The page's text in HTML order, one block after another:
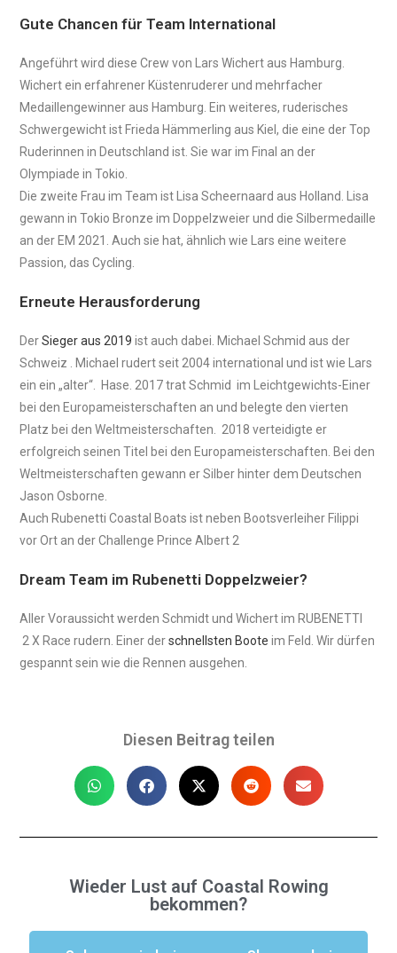
Gute Chancen für Team International
Angeführt wird diese Crew von Lars Wichert aus Hamburg.
Wichert ein erfahrener Küstenruderer und mehrfacher
Medaillengewinner aus Hamburg. Ein weiteres, ruderisches
Schwergewicht ist Frieda Hämmerling aus Kiel, die eine der Top
Ruderinnen in Deutschland ist. Sie war im Final an der
Olympiade in Tokio.
Die zweite Frau im Team ist Lisa Scheernaard aus Holland. Lisa
gewann in Tokio Bronze im Doppelzweier und die Silbermedaille
an der EM 2021. Auch sie hat, ähnlich wie Lars eine weitere
Passion, das Cycling.
Erneute Herausforderung
DerSieger aus 2019 ist auch dabei. Michael Schmid aus der
Schweiz . Michael rudert seit 2004 international und ist wie Lars
ein ein „alter“. Hase. 2017 trat Schmid im Leichtgewichts-Einer
bei den Europameisterschaften an und belegte den vierten
Platz bei den Weltmeisterschaften. 2018 verteidigte er
erfolgreich seinen Titel bei den Europameisterschaften. Bei den
Weltmeisterschaften gewann er Silber hinter dem Deutschen
Jason Osborne.
Auch Rubenetti Coastal Boats ist neben Bootsverleiher Filippi
vor Ort an der Challenge Prince Albert 2
Dream Team im Rubenetti Doppelzweier?
Aller Voraussicht werden Schmidt und Wichert im RUBENETTI
2 X Race rudern. Einer derschnellsten Boote im Feld. Wir dürfen
gespannt sein wie die Rennen ausgehen.
Diesen Beitrag teilen
Wieder Lust auf Coastal Rowing
bekommen?